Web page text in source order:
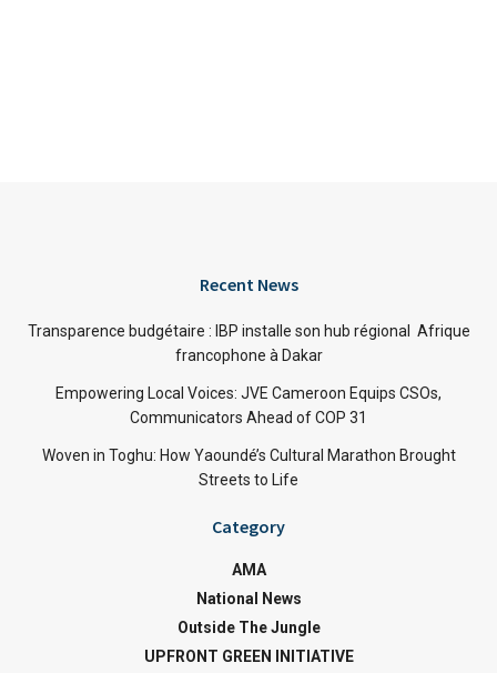
Recent News
Transparence budgétaire : IBP installe son hub régional Afrique
francophone à Dakar
Empowering Local Voices: JVE Cameroon Equips CSOs,
Communicators Ahead of COP 31
Woven in Toghu: How Yaoundé’s Cultural Marathon Brought
Streets to Life
Category
AMA
National News
Outside The Jungle
UPFRONT GREEN INITIATIVE